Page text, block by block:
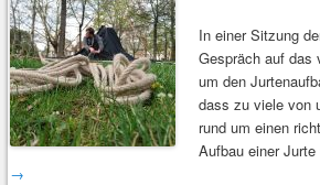
In einer Sitzung
Gespräch auf das
um den
dass zu viele von
rund um einen
Aufbau einer
→